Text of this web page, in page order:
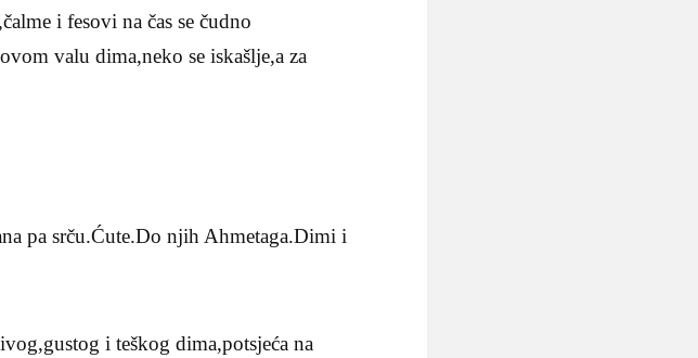
i fesovi na čas se čudno
valu dima,neko se iskašlje,a za
pa srču.Ćute.Do njih Ahmetaga.Dimi i
i teškog dima,potsjeća na